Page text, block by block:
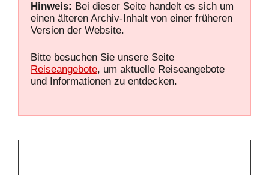
Hinweis: Bei dieser Seite handelt es sich um
einen älteren Archiv-Inhalt von einer früheren
Version der Website.
Bitte besuchen Sie unsere Seite
Reiseangebote, um aktuelle Reiseangebote
und Informationen zu entdecken.